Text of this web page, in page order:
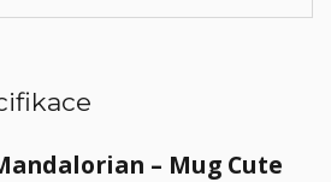
– Mug Cute